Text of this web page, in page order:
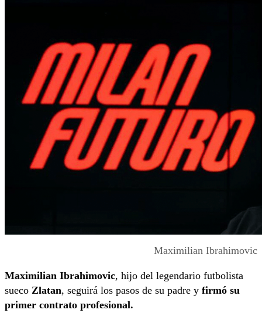
Maximilian Ibrahimovic
Maximilian Ibrahimovic, hijo del legendario futbolista
sueco Zlatan, seguirá los pasos de su padre y firmó su
primer contrato profesional.